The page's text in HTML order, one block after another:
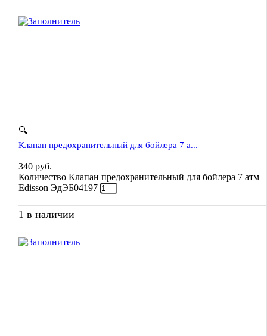
🔍
Клапан предохранительный для бойлера 7 а...
340 руб.
Количество Клапан предохранительный для бойлера 7 атм
Edisson ЭдЭБ04197
1 в наличии